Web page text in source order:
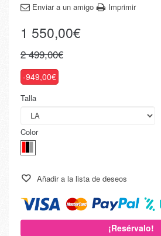
Enviar a un amigo Imprimir
1 550,00€
2 499,00€
-949,00€
Talla
Color
Añadir a la lista de deseos
¡Resérvalo!